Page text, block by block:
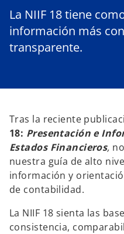
La NIIF 18 tiene
información más
transparente.
Tras la reciente
18: Presentación e
Estados Financieros,
nuestra guía de alto
información y
de contabilidad.
La NIIF 18 sienta las
consistencia,